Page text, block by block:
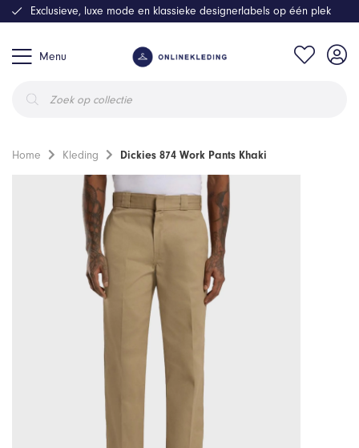
Menu
zoeken
Exclusieve, luxe mode en klassieke designerlabels op één plek
Home Kleding Dickies 874 Work Pants Khaki